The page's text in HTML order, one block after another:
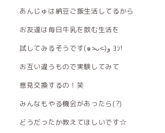
あんじゅは納豆ご飯生活してるから
お友達は毎日牛乳を飲む生活を
試してみるそうです(๑˃̵ᴗ˂̵)و ﾖｼ!
お互い違うもので実験してみて
意見交換するの！笑
みんなもやる機会があったら(?)
どうだったか教えてほしいです☆